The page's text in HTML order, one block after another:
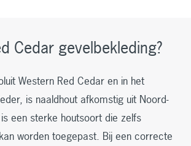
Cedar gevelbekleding?
Western Red Cedar en in het
is naaldhout afkomstig uit Noord-
een sterke houtsoort die zelfs
worden toegepast. Bij een correcte